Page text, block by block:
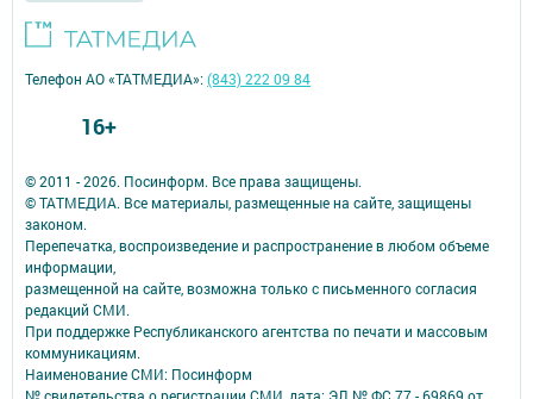
© 2011 - 2026. Посинформ. Все права защищены.
© ТАТМЕДИА. Все материалы, размещенные на сайте, защищены
законом.
Перепечатка, воспроизведение и распространение в любом объеме
информации,
размещенной на сайте, возможна только с письменного согласия
редакций СМИ.
При поддержке Республиканского агентства по печати и массовым
коммуникациям.
Наименование СМИ: Посинформ
Телефон АО «ТАТМЕДИА»:(843) 222 09 84
16+